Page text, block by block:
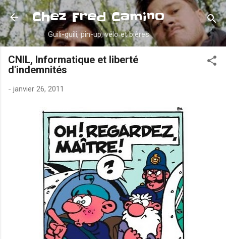
Accéder au contenu principal
Chez Fred Camino
Guili-guili, pin-up, vélo et bières
CNIL, Informatique et liberté
d'indemnités
- janvier 26, 2011